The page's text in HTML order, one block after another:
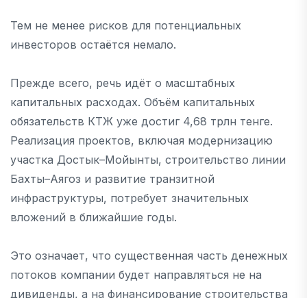
Тем не менее рисков для потенциальных
инвесторов остаётся немало.
Прежде всего, речь идёт о масштабных
капитальных расходах. Объём капитальных
обязательств КТЖ уже достиг 4,68 трлн тенге.
Реализация проектов, включая модернизацию
участка Достык–Мойынты, строительство линии
Бахты–Аягоз и развитие транзитной
инфраструктуры, потребует значительных
вложений в ближайшие годы.
Это означает, что существенная часть денежных
потоков компании будет направляться не на
дивиденды, а на финансирование строительства